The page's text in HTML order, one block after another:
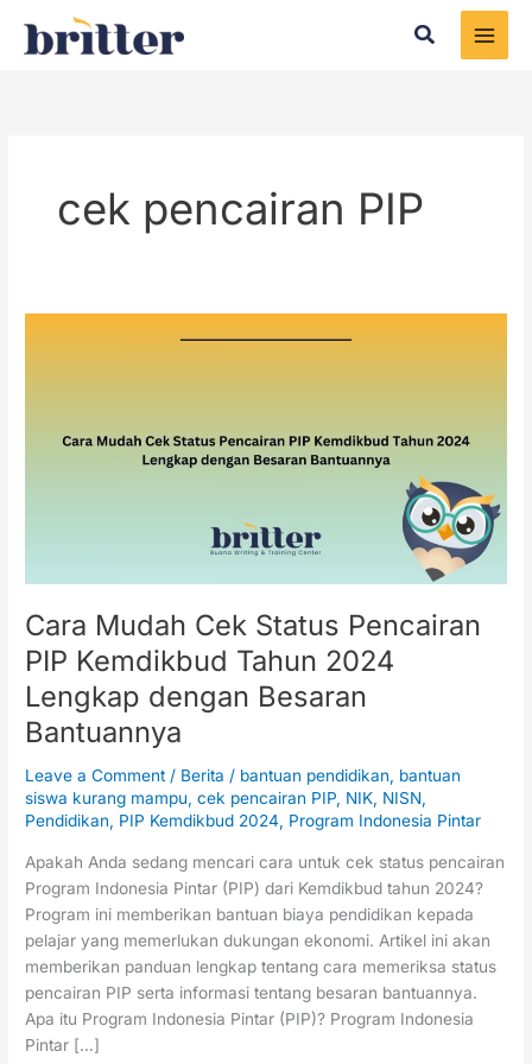
Search
cek pencairan PIP
Cara Mudah Cek Status Pencairan
PIP Kemdikbud Tahun 2024
Lengkap dengan Besaran
Bantuannya
Leave a Comment / Berita / bantuan pendidikan, bantuan
siswa kurang mampu,cek pencairan PIP, NIK, NISN,
Pendidikan, PIP Kemdikbud 2024, Program Indonesia Pintar
Apakah Anda sedang mencari cara untuk cek status pencairan
Program Indonesia Pintar (PIP) dari Kemdikbud tahun 2024?
Program ini memberikan bantuan biaya pendidikan kepada
pelajar yang memerlukan dukungan ekonomi. Artikel ini akan
memberikan panduan lengkap tentang cara memeriksa status
pencairan PIP serta informasi tentang besaran bantuannya.
Apa itu Program Indonesia Pintar (PIP)? Program Indonesia
Pintar […]
dengan
Besaran
Bantuannya